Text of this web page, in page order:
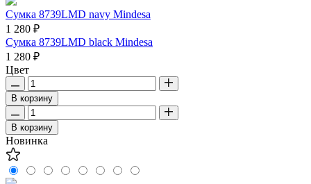
Сумка 8739LMD navy Mindesa
1 280 ₽
Сумка 8739LMD black Mindesa
1 280 ₽
Цвет
В корзину
В корзину
Новинка